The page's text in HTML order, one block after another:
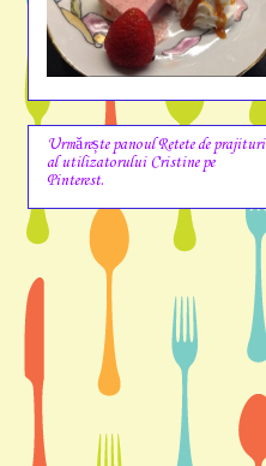
Urmărește panoul Retete de prajituri
al utilizatorului Cristine pe
Pinterest.